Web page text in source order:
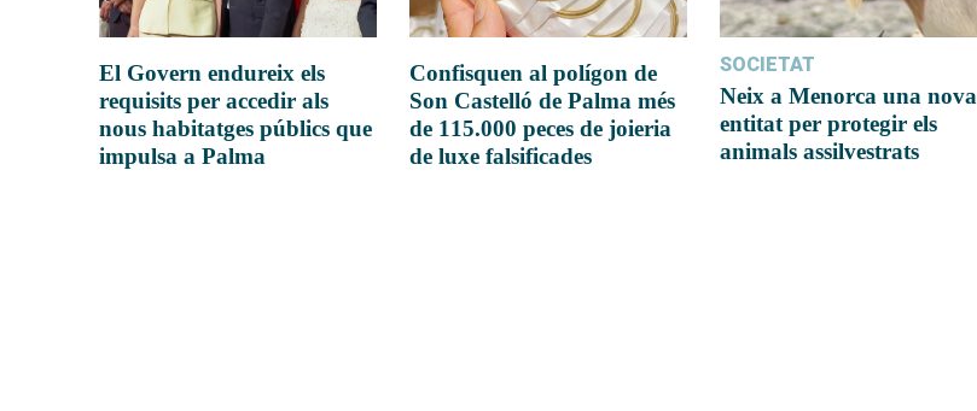
El Govern endureix els
requisits per accedir als
nous habitatges públics que
impulsa a Palma
Confisquen al polígon de
Son Castelló de Palma més
de 115.000 peces de joieria
de luxe falsificades
SOCIETAT
Neix a Menorca una nova
entitat per protegir els
animals assilvestrats